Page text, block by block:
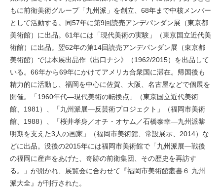
もに前衛美術グループ「九州派」を創立、68年まで中核メンバー
として活動する。同57年に第9回読売アンデパンダン展（東京都
美術館）に出品。61年には「現代美術の実験」（東京国立近代美
術館）に出品。翌62年の第14回読売アンデパンダン展（東京都
美術館）では本展出品作《出口ナシ》（1962/2015）を出品して
いる。66年から69年にかけてアメリカ合衆国に滞在。帰国後も
精力的に活動し、福岡を中心に佐賀、大阪、名古屋などで個展を
開催。「1960年代―現代美術の転換点」（東京国立近代美術
館、1981）、「九州派展―反芸術プロジェクト」（福岡市美術
館、1988）、「桜井孝身／オチ・オサム／石橋泰幸―九州派黎
明期を支えた3人の画家」（福岡市美術館、常設展示、2014）な
どに出品。没後の2015年には福岡市美術館で「九州派展―戦後
の福岡に産声をあげた、奇跡の前衛集団、その歴史を再訪す
る。」が開かれ、展覧会に合わせて『福岡市美術館叢書６ 九州
派大全』が刊行された。